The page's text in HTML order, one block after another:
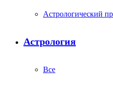
Астрологический
Астрология
Все